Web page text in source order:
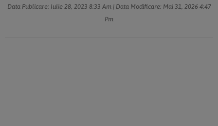
Data Publicare: Iulie 28, 2023 8:33 Am | Data Modificare: Mai 31, 2026 4:47
Pm